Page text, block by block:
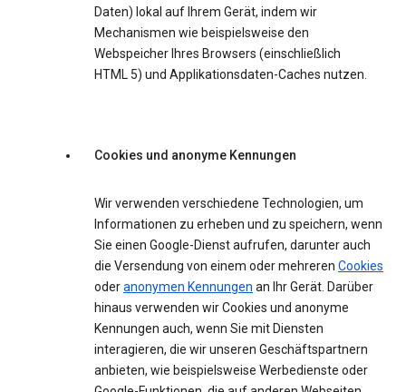
Daten) lokal auf Ihrem Gerät, indem wir
Mechanismen wie beispielsweise den
Webspeicher Ihres Browsers (einschließlich
HTML 5) und Applikationsdaten-Caches nutzen.
Cookies und anonyme Kennungen
Wir verwenden verschiedene Technologien, um
Informationen zu erheben und zu speichern, wenn
Sie einen Google-Dienst aufrufen, darunter auch
die Versendung von einem oder mehreren Cookies
oderanonymen Kennungen an Ihr Gerät. Darüber
hinaus verwenden wir Cookies und anonyme
Kennungen auch, wenn Sie mit Diensten
interagieren, die wir unseren Geschäftspartnern
anbieten, wie beispielsweise Werbedienste oder